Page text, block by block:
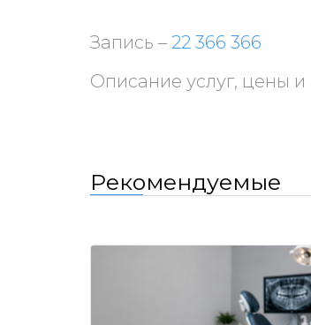
Запись – 22 366 366
Описание услуг, цены
Рекомендуемые